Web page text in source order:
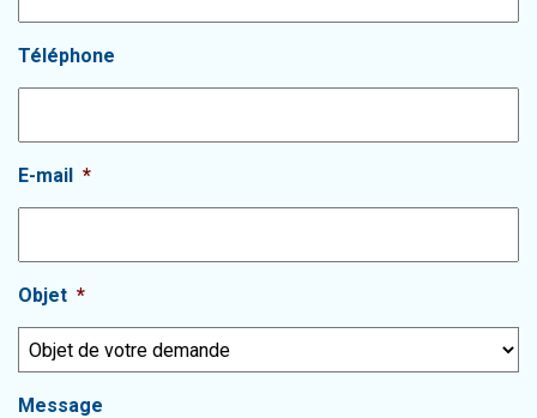
Téléphone
E-mail *
Objet *
Message